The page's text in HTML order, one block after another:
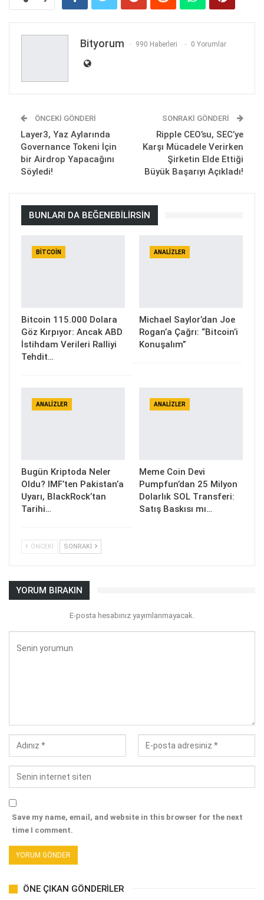
Bityorum 990 Haberleri 0 Yorumlar
ÖNCEKI GÖNDERI
Layer3, Yaz Aylarında
Governance Tokeni İçin
bir Airdrop Yapacağını
Söyledi!
SONRAKI GÖNDERI
Ripple CEO’su, SEC’ye
Karşı Mücadele Verirken
Şirketin Elde Ettiği
Büyük Başarıyı Açıkladı!
BUNLARI DA BEĞENEBILIRSIN
BITCOIN
Bitcoin 115.000 Dolara
Göz Kırpıyor: Ancak ABD
İstihdam Verileri Ralliyi
Tehdit…
ANALIZLER
Michael Saylor’dan Joe
Rogan’a Çağrı: “Bitcoin’i
Konuşalım”
ANALIZLER
Bugün Kriptoda Neler
Oldu? IMF’ten Pakistan’a
Uyarı, BlackRock’tan
Tarihi…
ANALIZLER
Meme Coin Devi
Pumpfun’dan 25 Milyon
Dolarlık SOL Transferi:
Satış Baskısı mı…
ÖNCEKI SONRAKI
YORUM BIRAKIN
E-posta hesabınız yayımlanmayacak.
Save my name, email, and website in this browser for the next
time I comment.
ÖNE ÇIKAN GÖNDERILER